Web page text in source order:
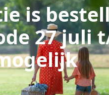
is
27 juli